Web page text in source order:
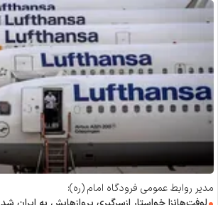
مدیر روابط عمومی فرودگاه امام (ره):